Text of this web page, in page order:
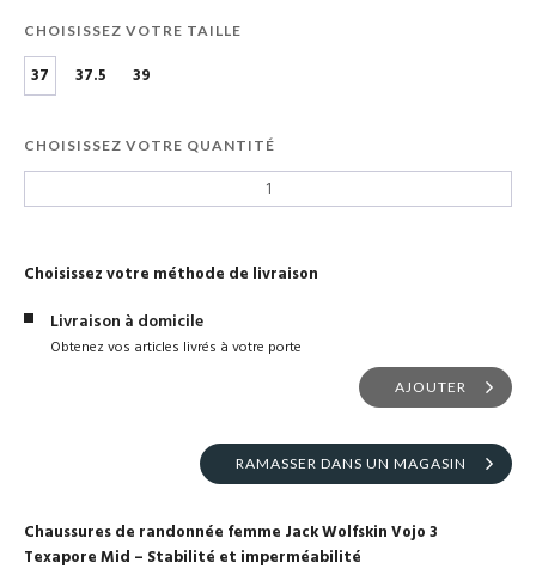
CHOISISSEZ VOTRE TAILLE
37 37.5 39
CHOISISSEZ VOTRE QUANTITÉ
Choisissez votre méthode de livraison
Livraison à domicile
Obtenez vos articles livrés à votre porte
AJOUTER
RAMASSER DANS UN MAGASIN
Chaussures de randonnée femme Jack Wolfskin Vojo 3
Texapore Mid – Stabilité et imperméabilité